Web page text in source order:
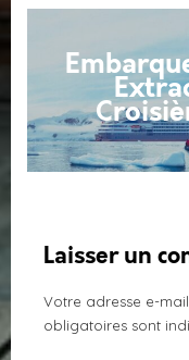
Laisser un
Votre adresse e-
obligatoires sont